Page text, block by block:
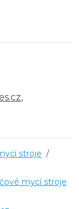
,
stroje /
mycí stroje